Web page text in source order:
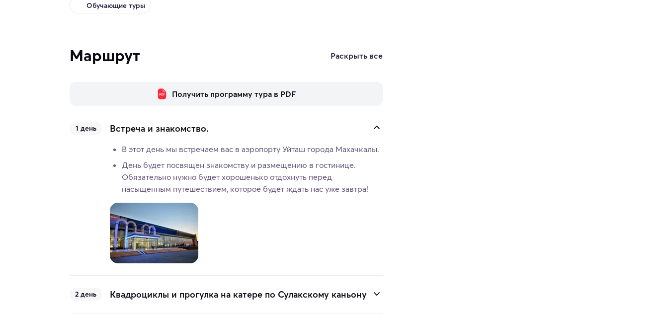
Обучающие туры
Маршрут Раскрыть все
Получить программу тура в PDF
1 день Встреча и знакомство.
В этот день мы встречаем вас в аэропорту Уйташ города Махачкалы.
День будет посвящен знакомству и размещению в гостинице.
Обязательно нужно будет хорошенько отдохнуть перед
насыщенным путешествием, которое будет ждать нас уже завтра!
2 день Квадроциклы и прогулка на катере по Сулакскому каньону